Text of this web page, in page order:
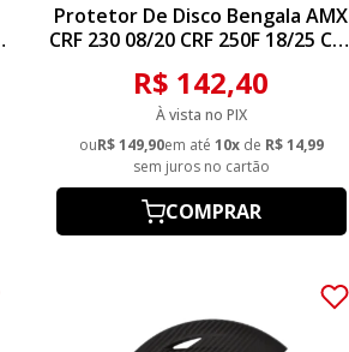
Protetor De Disco Bengala AMX
CRF 230 08/20 CRF 250F 18/25 CRF
Preto
R$ 142,40
À vista no PIX
ouR$ 149,90em até 10xde R$ 14,99
sem juros no cartão
COMPRAR